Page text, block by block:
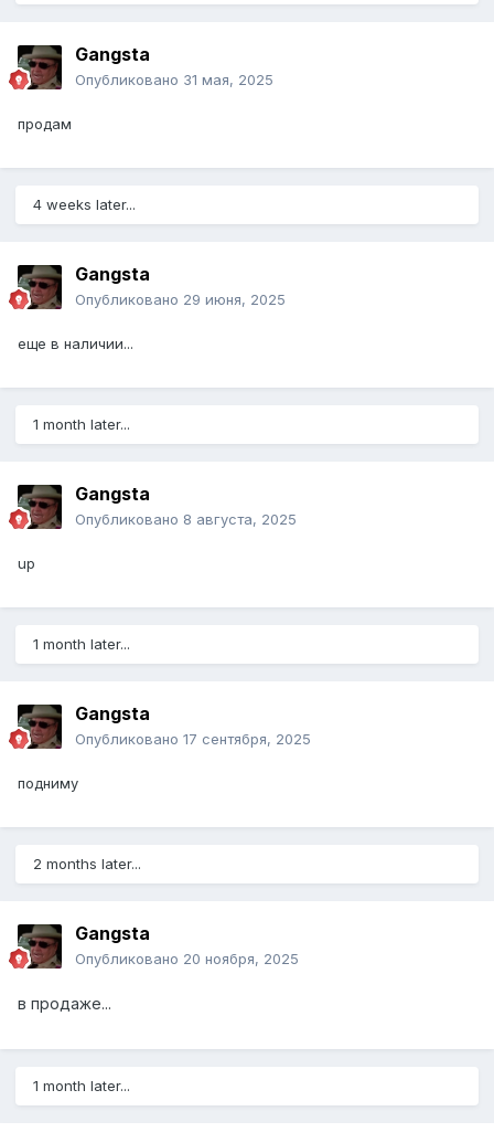
Gangsta
Опубликовано 31 мая, 2025
продам
4 weeks later...
Gangsta
Опубликовано 29 июня, 2025
еще в наличии...
1 month later...
Gangsta
Опубликовано 8 августа, 2025
up
1 month later...
Gangsta
Опубликовано 17 сентября, 2025
подниму
2 months later...
Gangsta
Опубликовано 20 ноября, 2025
в продаже...
1 month later...